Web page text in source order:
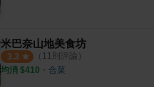
米巴奈山地美食坊
3.3 （ 11 則評論）
均消 $410 ・ 合菜